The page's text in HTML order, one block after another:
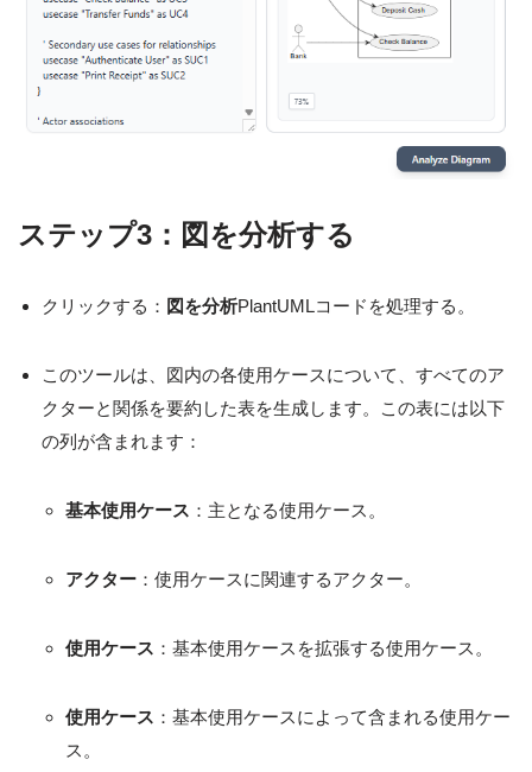
ステップ3：図を分析する
クリックする： 図を分析PlantUMLコードを処理する。
このツールは、図内の各使用ケースについて、すべてのア
クターと関係を要約した表を生成します。この表には以下
の列が含まれます：
基本使用ケース ：主となる使用ケース。
アクター ：使用ケースに関連するアクター。
使用ケース ：基本使用ケースを拡張する使用ケース。
使用ケース ：基本使用ケースによって含まれる使用ケー
ス。